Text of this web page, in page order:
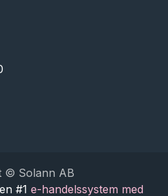
© Solann AB
#1 e-handelssystem med